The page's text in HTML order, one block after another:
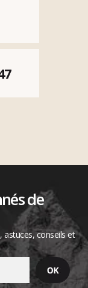
de
astuces, conseils et